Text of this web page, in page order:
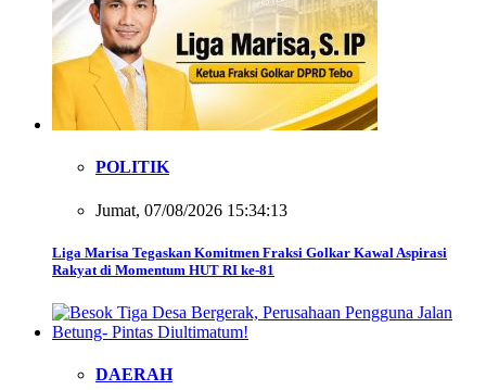
POLITIK
Jumat, 07/08/2026 15:34:13
Liga Marisa Tegaskan Komitmen Fraksi Golkar Kawal Aspirasi
Rakyat di Momentum HUT RI ke-81
DAERAH